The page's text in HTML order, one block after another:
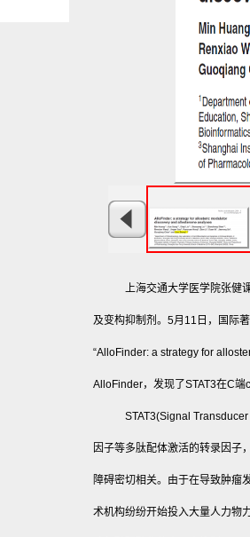
上海交通大学医学院张健
及变构抑制剂。5月11日，国际
“AlloFinder: a strategy for
AlloFinder，发现了STAT3在C
STAT3(Signal
因子等多肽配体激活的转录因子
障碍密切相关。由于在导致肿瘤
术机构纷纷开始投入大量人力物